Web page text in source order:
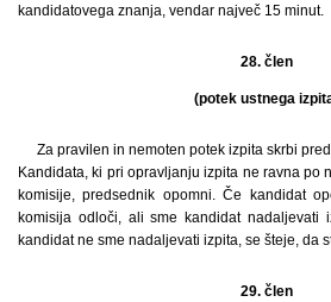
kandidatovega znanja, vendar največ 15 minut.
28. člen
(potek ustnega
Za pravilen in nemoten potek izpita skrbi
Kandidata, ki pri opravljanju izpita ne ravna po
komisije, predsednik opomni. Če kandidat
komisija odloči, ali sme kandidat nadaljevati
kandidat ne sme nadaljevati izpita, se šteje, da
29. člen